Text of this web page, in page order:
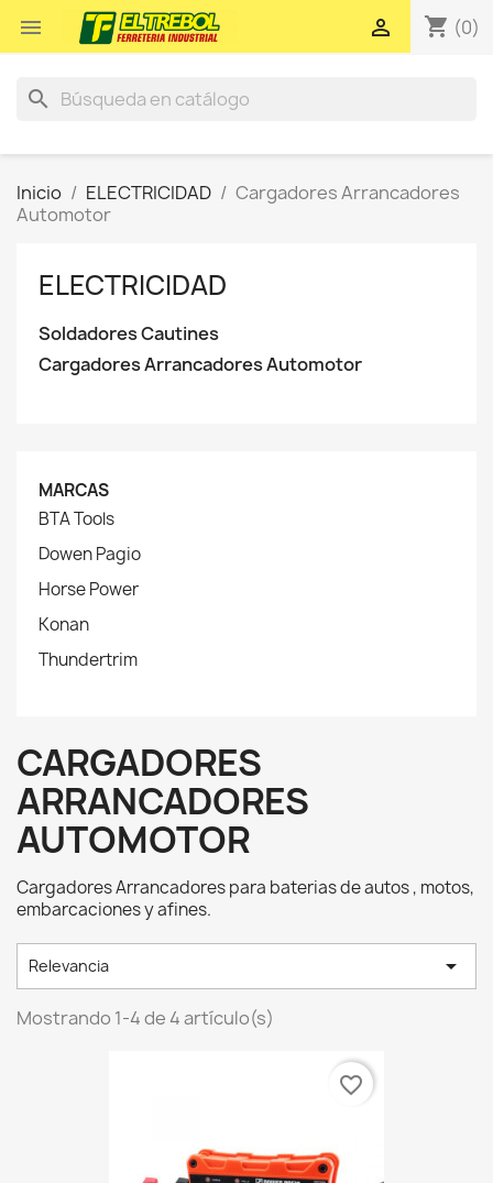
 shopping_cart (0)

search
Inicio ELECTRICIDAD
Cargadores Arrancadores
Automotor
ELECTRICIDAD
Soldadores Cautines
Cargadores Arrancadores Automotor
MARCAS
BTA Tools
Dowen Pagio
Horse Power
Konan
Thundertrim
CARGADORES
ARRANCADORES
AUTOMOTOR
Cargadores Arrancadores para baterias de autos , motos,
embarcaciones y afines.
Relevancia 
Mostrando 1-4 de 4 artículo(s)
favorite_border